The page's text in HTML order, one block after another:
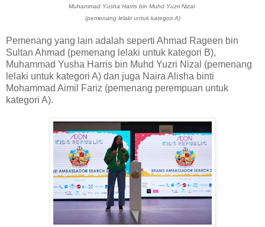
Muhammad Yusha Harris bin Muhd Yuzri Nizal
(pemenang lelaki untuk kategori A)
Pemenang yang lain adalah seperti Ahmad Rageen bin
Sultan Ahmad (pemenang lelaki untuk kategori B),
Muhammad Yusha Harris bin Muhd Yuzri Nizal (pemenang
lelaki untuk kategori A) dan juga Naira Alisha binti
Mohammad Aimil Fariz (pemenang perempuan untuk
kategori A).